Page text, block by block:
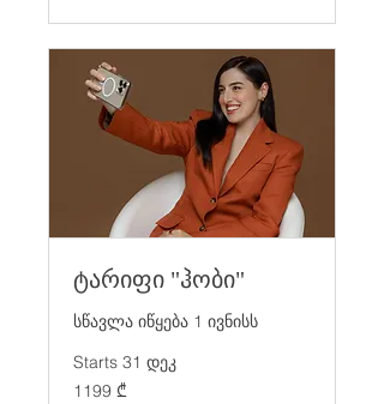
ტარიფი "ჰობი"
სწავლა იწყება 1 ივნისს
Starts 31 დეკ
1199
ქართული
1199 ₾